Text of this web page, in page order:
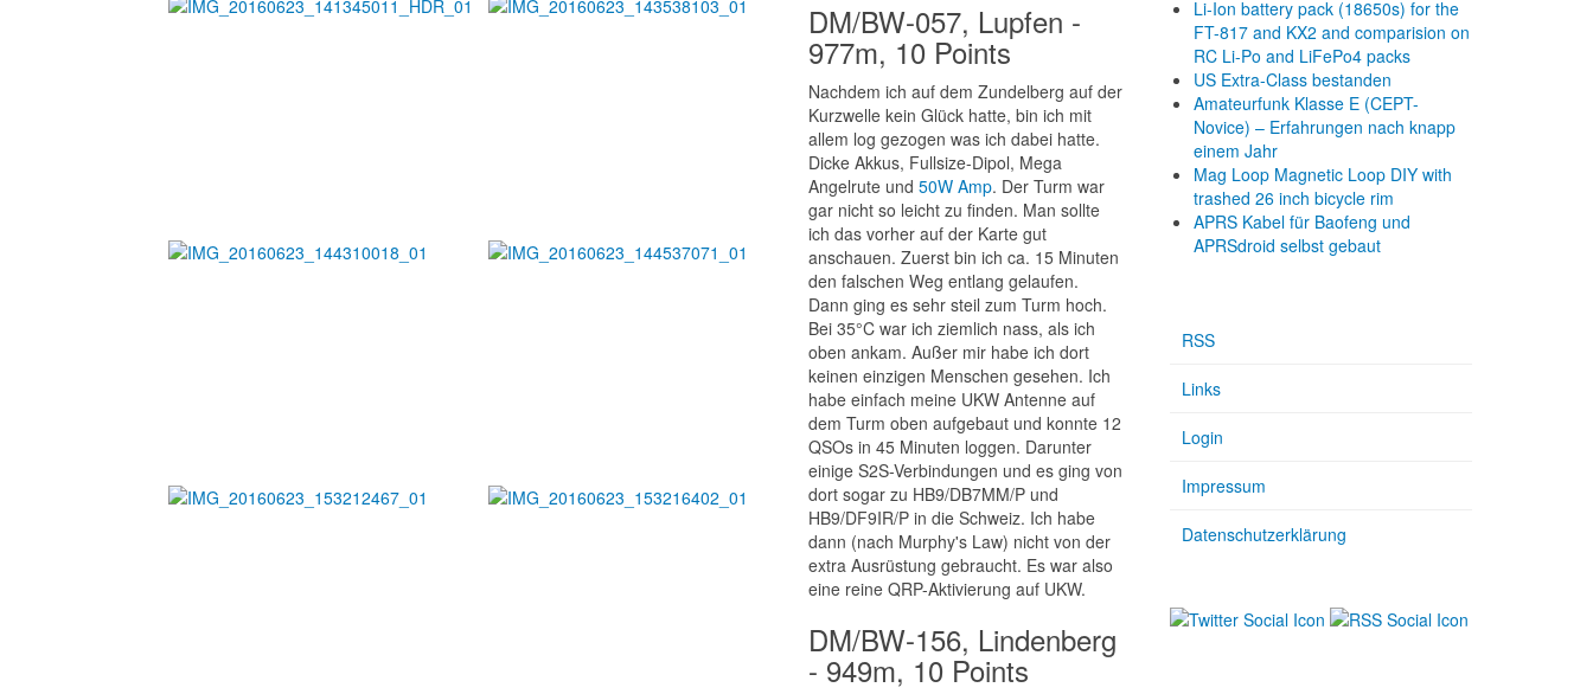
DM/BW-057, Lupfen -
977m, 10 Points
Nachdem ich auf dem Zundelberg auf der
Kurzwelle kein Glück hatte, bin ich mit
allem log gezogen was ich dabei hatte.
Dicke Akkus, Fullsize-Dipol, Mega
Angelrute und 50W Amp. Der Turm war
gar nicht so leicht zu finden. Man sollte
ich das vorher auf der Karte gut
anschauen. Zuerst bin ich ca. 15 Minuten
den falschen Weg entlang gelaufen.
Dann ging es sehr steil zum Turm hoch.
Bei 35°C war ich ziemlich nass, als ich
oben ankam. Außer mir habe ich dort
keinen einzigen Menschen gesehen. Ich
habe einfach meine UKW Antenne auf
dem Turm oben aufgebaut und konnte 12
QSOs in 45 Minuten loggen. Darunter
einige S2S-Verbindungen und es ging von
dort sogar zu HB9/DB7MM/P und
HB9/DF9IR/P in die Schweiz. Ich habe
dann (nach Murphy's Law) nicht von der
extra Ausrüstung gebraucht. Es war also
eine reine QRP-Aktivierung auf UKW.
DM/BW-156, Lindenberg
- 949m, 10 Points
Li-Ion battery pack (18650s) for the
FT-817 and KX2 and comparision on
RC Li-Po and LiFePo4 packs
US Extra-Class bestanden
Amateurfunk Klasse E (CEPT-
Novice) – Erfahrungen nach knapp
einem Jahr
Mag Loop Magnetic Loop DIY with
trashed 26 inch bicycle rim
APRS Kabel für Baofeng und
APRSdroid selbst gebaut
RSS
Links
Login
Impressum
Datenschutzerklärung